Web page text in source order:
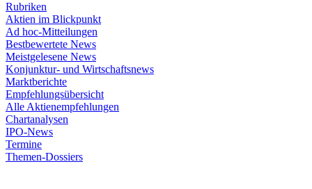
Rubriken
Aktien im Blickpunkt
Ad hoc-Mitteilungen
Bestbewertete News
Meistgelesene News
Konjunktur- und Wirtschaftsnews
Marktberichte
Empfehlungsübersicht
Alle Aktienempfehlungen
Chartanalysen
IPO-News
Termine
Themen-Dossiers